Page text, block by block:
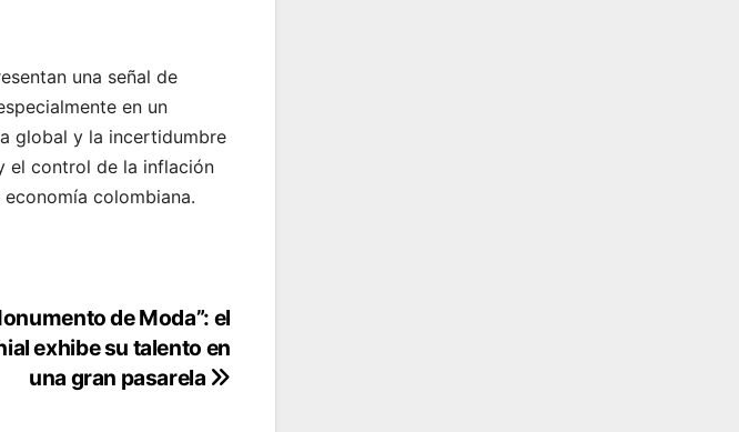
una señal de
en un
global y la incertidumbre
el control de la inflación
colombiana.
de Moda”: el
exhibe su talento en
una gran pasarela